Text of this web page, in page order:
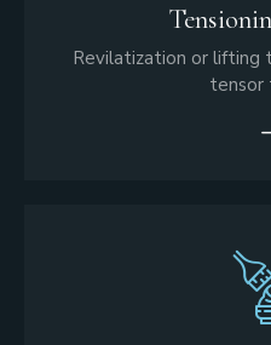
Revilatization or
tensor